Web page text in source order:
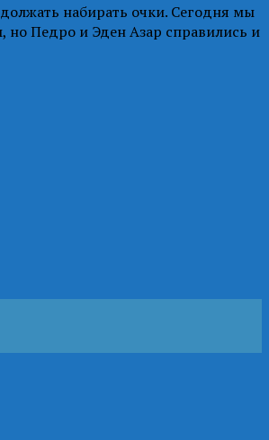
набирать очки. Сегодня мы
но Педро и Эден Азар справились и